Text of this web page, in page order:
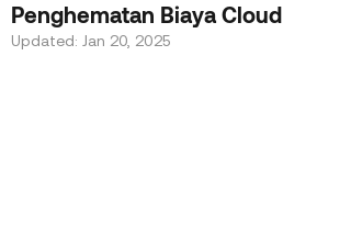
Penghematan Biaya Cloud
Updated: Jan 20, 2025